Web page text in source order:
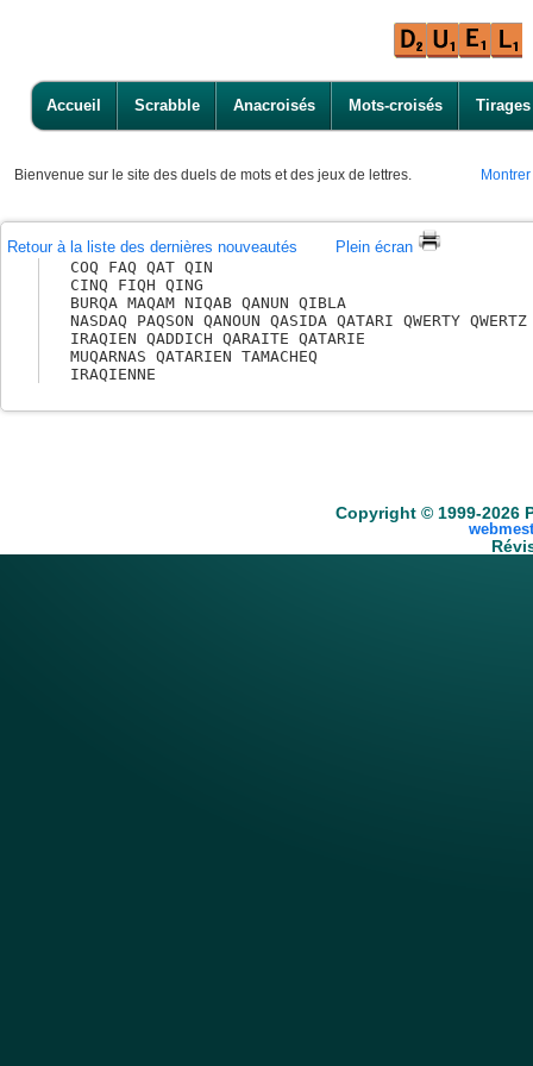
Accueil Scrabble Anacroisés Mots-croisés Tirages
Bienvenue sur le site des duels de mots et des jeux de lettres.
Retour à la liste des dernières nouveautés
Plein écran
COQ FAQ QAT QIN
CINQ FIQH QING
BURQA MAQAM NIQAB QANUN QIBLA
NASDAQ PAQSON QANOUN QASIDA QATARI QWERTY
IRAQIEN QADDICH QARAITE QATARIE
MUQARNAS QATARIEN TAMACHEQ
Copyright © 1999-2026